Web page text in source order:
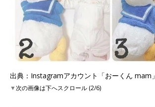
出典：Instagramアカウント「おーくん mam」
▼次の画像は下へスクロール (2/6)